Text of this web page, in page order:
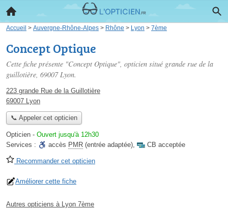
Accueil > Auvergne-Rhône-Alpes > Rhône > Lyon > 7ème
Concept Optique
Cette fiche présente "Concept Optique", opticien situé grande rue de la
guillotière, 69007 Lyon.
223 grande Rue de la Guillotière
69007 Lyon
📞 Appeler cet opticien
Opticien - Ouvert jusqu'à 12h30
Services :
accès PMR (entrée adaptée), CB acceptée
Recommander cet opticien
Améliorer cette fiche
Autres opticiens à Lyon 7ème